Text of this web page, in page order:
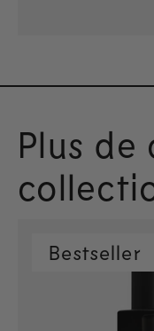
Plus de
Bestseller